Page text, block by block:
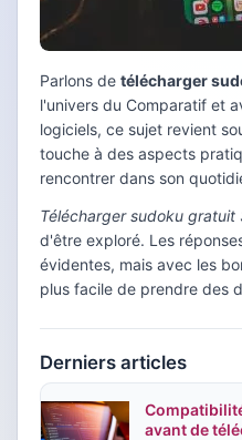
Parlons de télécharger
l'univers du Comparatif et
logiciels, ce sujet revient
touche à des aspects
rencontrer dans son
Télécharger sudoku gratuit
d'être exploré. Les
évidentes, mais avec les
plus facile de prendre des
Derniers articles
avant de